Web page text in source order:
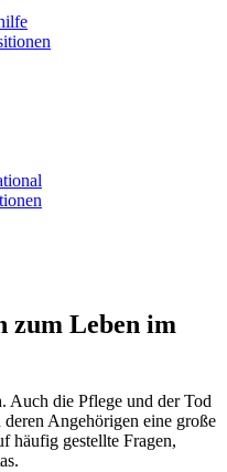
zum Leben im
Auch die Pflege und der Tod
Angehörigen eine große
häufig gestellte Fragen,